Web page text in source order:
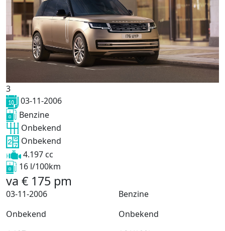
3
03-11-2006
Benzine
Onbekend
Onbekend
4.197 cc
16 l/100km
va € 175 pm
03-11-2006
Benzine
Onbekend
Onbekend